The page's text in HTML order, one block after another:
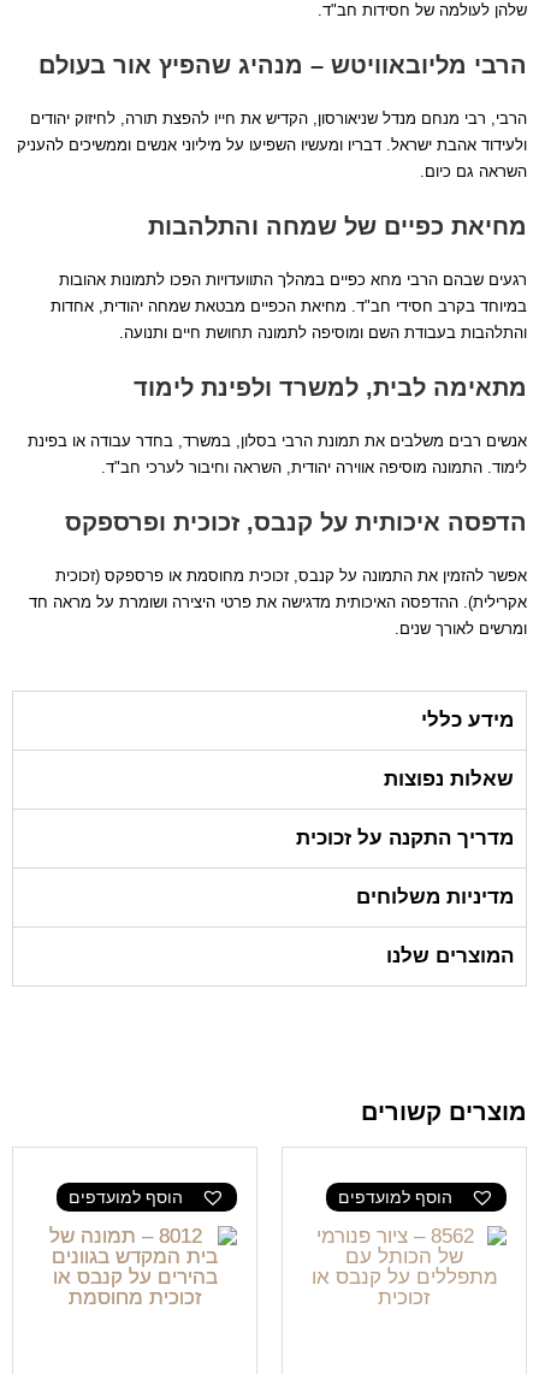
שלהן לעולמה של חסידות חב"ד.
הרבי מליובאוויטש – מנהיג שהפיץ אור בעולם
הרבי, רבי מנחם מנדל שניאורסון, הקדיש את חייו להפצת תורה, לחיזוק יהודים
ולעידוד אהבת ישראל. דבריו ומעשיו השפיעו על מיליוני אנשים וממשיכים להעניק
השראה גם כיום.
מחיאת כפיים של שמחה והתלהבות
רגעים שבהם הרבי מחא כפיים במהלך התוועדויות הפכו לתמונות אהובות
במיוחד בקרב חסידי חב"ד. מחיאת הכפיים מבטאת שמחה יהודית, אחדות
והתלהבות בעבודת השם ומוסיפה לתמונה תחושת חיים ותנועה.
מתאימה לבית, למשרד ולפינת לימוד
אנשים רבים משלבים את תמונת הרבי בסלון, במשרד, בחדר עבודה או בפינת
לימוד. התמונה מוסיפה אווירה יהודית, השראה וחיבור לערכי חב"ד.
הדפסה איכותית על קנבס, זכוכית ופרספקס
אפשר להזמין את התמונה על קנבס, זכוכית מחוסמת או פרספקס (זכוכית
אקרילית). ההדפסה האיכותית מדגישה את פרטי היצירה ושומרת על מראה חד
ומרשים לאורך שנים.
מידע כללי
שאלות נפוצות
מדריך התקנה על זכוכית
מדיניות משלוחים
המוצרים שלנו
מוצרים קשורים
הוסף למועדפים הוסף למועדפים